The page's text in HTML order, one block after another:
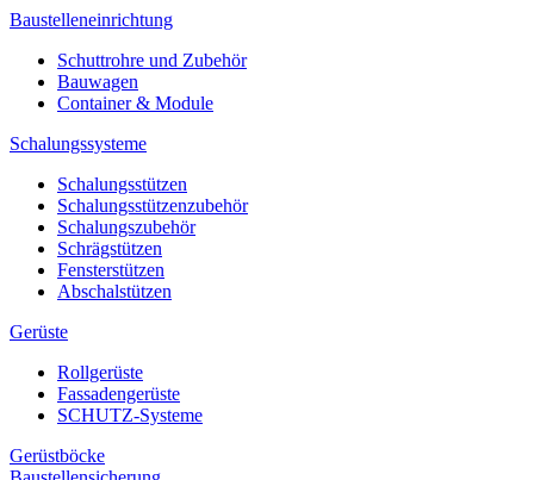
Baustelleneinrichtung
Schuttrohre und Zubehör
Bauwagen
Container & Module
Schalungssysteme
Schalungsstützen
Schalungsstützenzubehör
Schalungszubehör
Schrägstützen
Fensterstützen
Abschalstützen
Gerüste
Rollgerüste
Fassadengerüste
SCHUTZ-Systeme
Gerüstböcke